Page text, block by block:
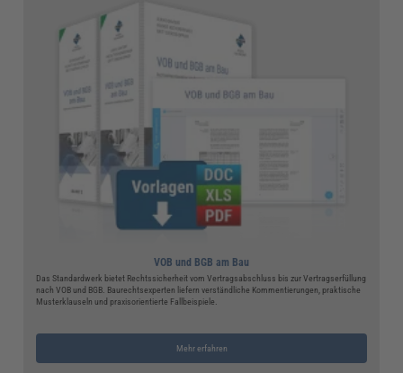
VOB und BGB am Bau
Das Standardwerk bietet Rechtssicherheit vom Vertragsabschluss bis zur Vertragserfüllung
nach VOB und BGB. Baurechtsexperten liefern verständliche Kommentierungen, praktische
Musterklauseln und praxisorientierte Fallbeispiele.
Mehr erfahren